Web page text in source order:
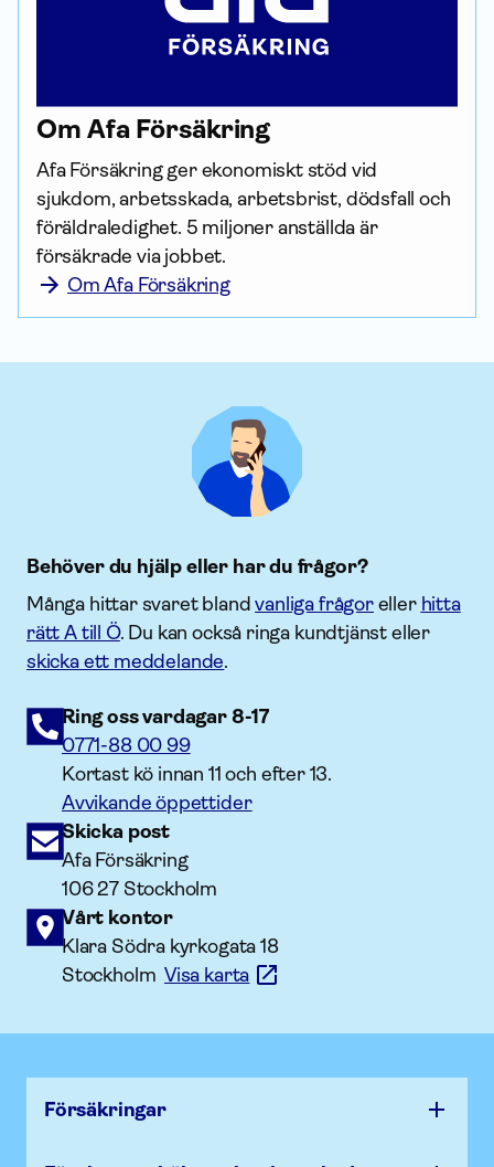
Om Afa För­säkring
Afa För­säkring ger ekonomiskt stöd vid
sjukdom, arbetsskada, arbetsbrist, dödsfall och
föräldraledighet. 5 miljoner anställda är
försäkrade via jobbet.
Om Afa Försäkring
Behöver du hjälp eller har du frågor?
Många hittar svaret blandvanliga frågoreller hitta
rätt A till Ö. Du kan också ringa kundtjänst eller
skicka ett meddelande.
Ring oss vardagar 8-17
0771-88 00 99
Kortast kö innan 11 och efter 13.
Avvikande öppettider
Skicka post
Afa Försäkring
106 27 Stockholm
Vårt kontor
Klara Södra kyrkogata 18
StockholmVisa karta
Försäk­ringar